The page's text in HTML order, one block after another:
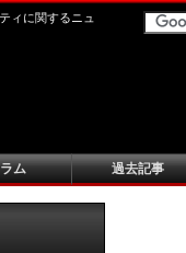
ィに関するニュ
ム 過去記事